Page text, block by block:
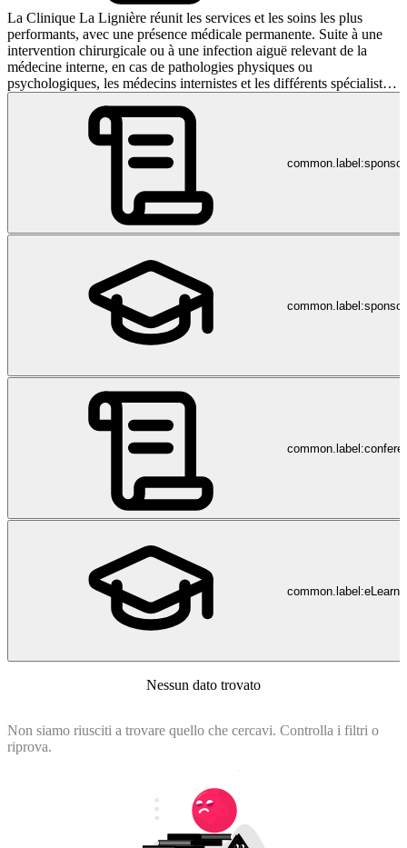
La Clinique La Lignière réunit les services et les soins les plus
performants, avec une présence médicale permanente. Suite à une
intervention chirurgicale ou à une infection aiguë relevant de la
médecine interne, en cas de pathologies physiques ou
psychologiques, les médecins internistes et les différents spécialistes
consultants assurent le suivi personnalisé du patient. Actuellement,
la Clinique offre 95 lits et une infrastructure hôtelière de premier
ordre. De nombreux patients bénéficient également de traitements
médico-sportif Acquaforme® offre à la fois les avantages d’un
salle de gymnastique, piscine, jacuzzi, sauna, bains de vapeur) avec
un encadrement médical et de physiothérapie.
Nessun dato trovato
Non siamo riusciti a trovare quello che cercavi. Controlla i filtri o
riprova.